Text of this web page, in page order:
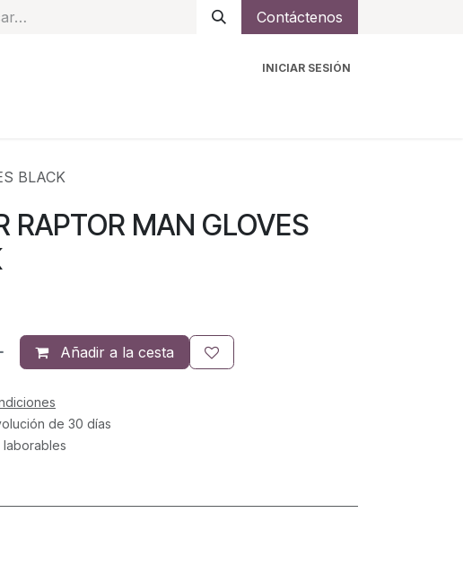
Contáctenos
INICIAR SESIÓN
BLACK
RAPTOR MAN GLOVES
Añadir a la cesta
de 30 días
laborables